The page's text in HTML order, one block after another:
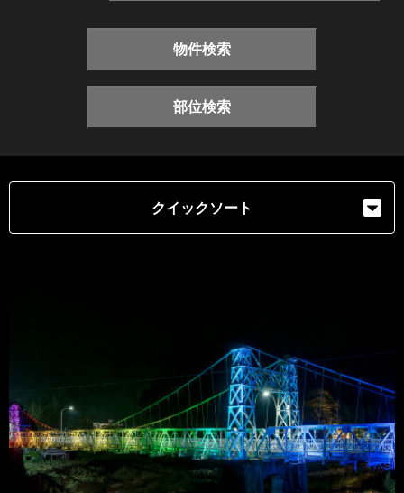
物件検索
部位検索
クイックソート